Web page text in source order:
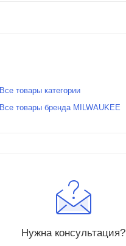
Все товары категории
Все товары бренда MILWAUKEE
Нужна консультация?